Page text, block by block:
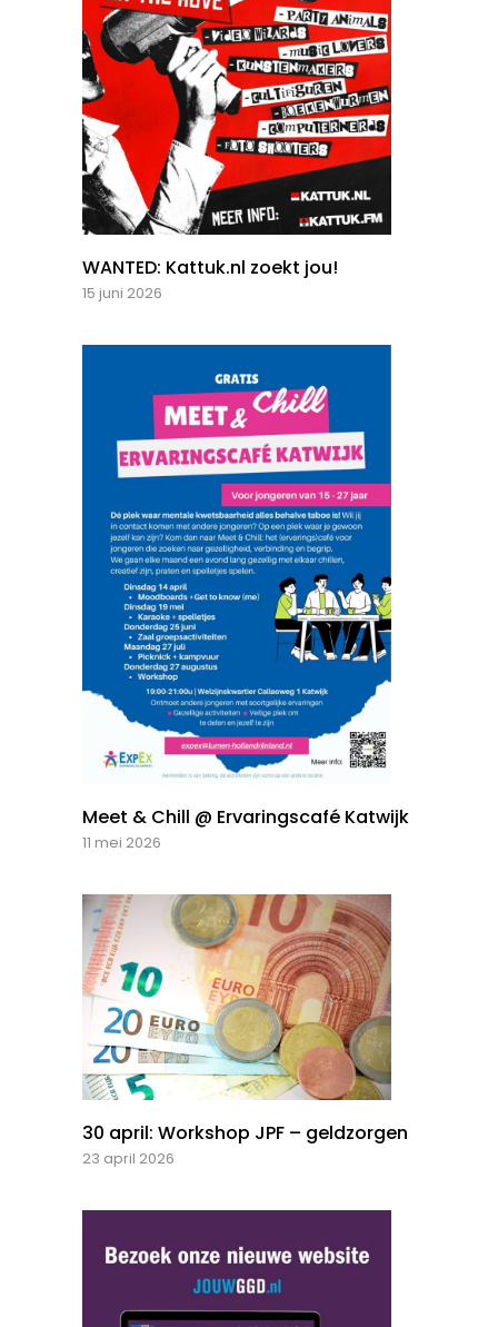
WANTED: Kattuk.nl zoekt jou!
15 juni 2026
Meet & Chill @ Ervaringscafé Katwijk
11 mei 2026
30 april: Workshop JPF – geldzorgen
23 april 2026